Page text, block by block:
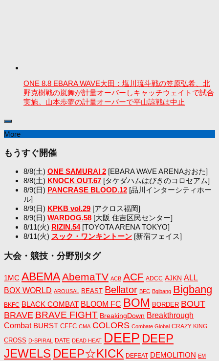
ONE 8.8 EBARA WAVE大田：塩川琉斗戦の笠原弘希、北
野克樹戦の嵐舞が計量オーバーしキャッチウェイトで試合
実施。山本歩夢の計量オーバーで平山諒戦は中止
More
もうすぐ開催
8/8(土) ONE SAMURAI 2 [EBARA WAVE ARENAおおた]
8/8(土) KNOCK OUT.67 [タケダハムはびきのコロセアム]
8/9(日) PANCRASE BLOOD.12 [品川インターシティホー
ル]
8/9(日) KPKB vol.29 [アクロス福岡]
8/9(日) WARDOG.58 [大阪 住吉区民センター]
8/11(火) RIZIN.54[TOYOTA ARENA TOKYO]
8/11(火) スック・ワンキントーン [新宿フェイス]
大会・競技・分野別タグ
1MC ABEMAAbemaTV ACB ACF ADCC AJKN ALL
BOX WORLD AROUSAL BEAST Bellator BFC Bgibang Bigbang
BKFC BLACK COMBAT BLOOM FC BOM BORDER BOUT
BRAVE BRAVE FIGHT BreakingDown Breakthrough
Combat BURST CFFC CMA COLORS Combate Global CRAZY KING
CROSS D-SPIRAL DATE DEAD HEAT DEEP DEEP
JEWELS DEEP☆KICK DEFEAT DEMOLITION EM